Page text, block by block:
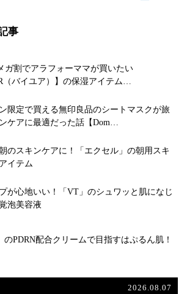
事
ガ割でアラフォーママが買いたい
（バイユア）】の保湿アイテム…
限定で買える無印良品のシートマスクが旅
ケアに最適だった話【Dom…
のスキンケアに！「エクセル」の朝用スキ
イテム
が心地いい！「VT」のシュワッと肌になじ
泡美容液
のPDRN配合クリームで目指すはぷるん肌！
2026.08.07